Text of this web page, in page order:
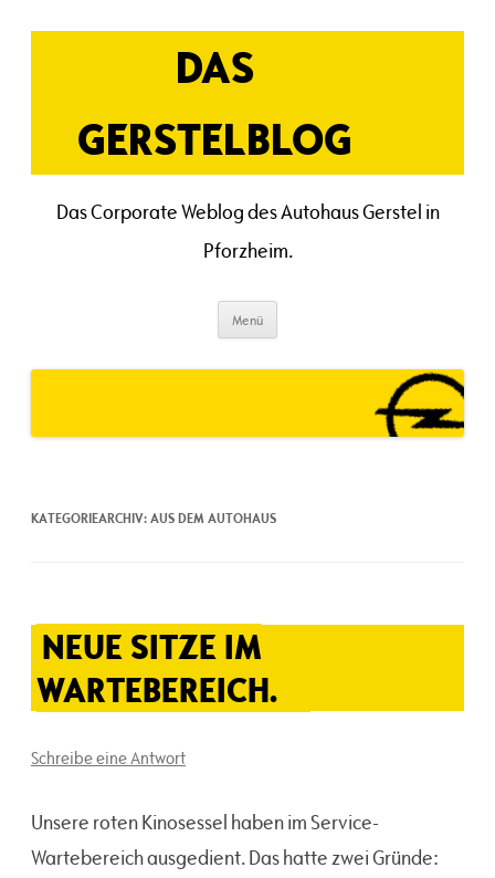
Inhalt
DAS
GERSTELBLOG
Das Corporate Weblog des Autohaus Gerstel in
Pforzheim.
Menü
KATEGORIEARCHIV:AUS DEM AUTOHAUS
NEUE SITZE IM
WARTEBEREICH.
Schreibe eine Antwort
Unsere roten Kinosessel haben im Service-
Wartebereich ausgedient. Das hatte zwei Gründe: